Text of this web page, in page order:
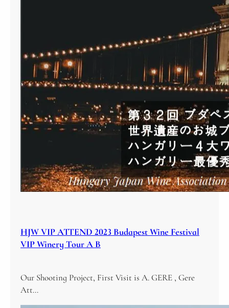
HJW VIP ATTEND 2023 Budapest Wine Festival
VIP Winery Tour A B
Our Shooting Project, First Visit is A. GERE , Gere
Att…